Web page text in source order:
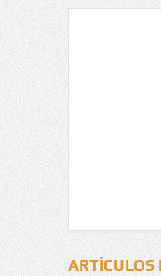
ARTÍCULOS